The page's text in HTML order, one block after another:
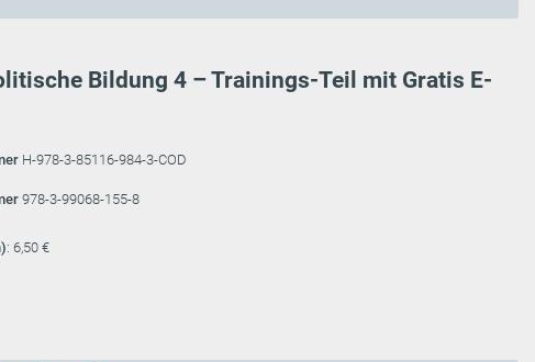
Bildung 4 – Trainings-Teil mit Gratis E-
H-978-3-85116-984-3-COD
978-3-99068-155-8
: 6,50 €